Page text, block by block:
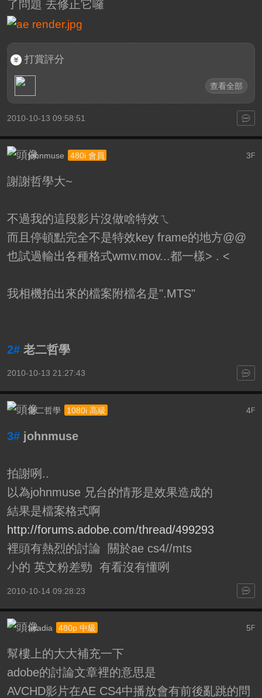
了問題 去修正它囉
打賞評分
查看全部
2010-10-13 09:58:51
3F
johnmuse 480i 會員
謝謝哲學大~
不過我的這段影片沒做啥特效ㄟ
而且停頓點完全不是特效key frame的地方@@
也試過輸出各種格式wmv.mov...都一樣> . <
我相機拍出來的檔案附檔名是".MTS"
2# 老二哲學
2010-10-13 21:27:43
4F
老二哲學 1080i 高級
3# johnmuse
拍謝咧..
以為johnmuse 兄台的情形是效果造成的
結果是檔案格式啊
http://forums.adobe.com/thread/499293
裡頭有熱烈的討論 關於ae cs4//mts
小的 英文粉差勁 有看沒有懂咧
2010-10-14 09:28:23
5 F
acadia 480p 中級
幫樓上的大大補充一下
adobe的討論文章裡的意思是
AVCHD影片在AE CS4中播放會有前後亂跳的問